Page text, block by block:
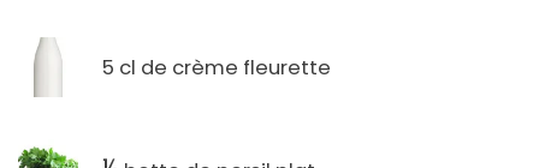
5 cl de crème fleurette